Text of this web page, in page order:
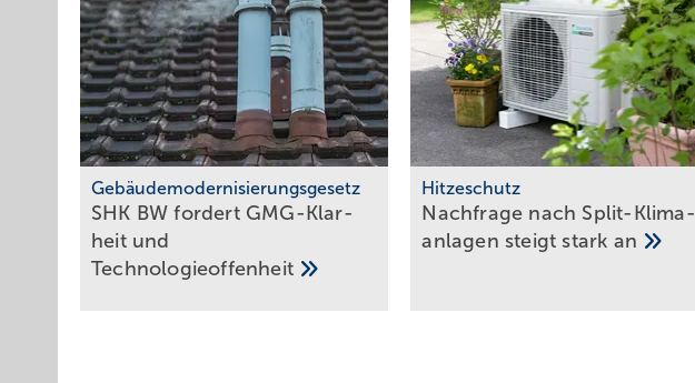
Gebäudemodernisierungsgesetz
SHK BW fordert GMG-Klar­
heit und
Tech­no­lo­gie­of­fen­heit
Hitzeschutz
Nachfrage nach Split-Klima­
an­lagen steigt stark an